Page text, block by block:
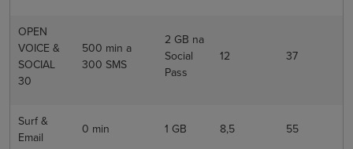
OPEN
VOICE &
SOCIAL
30
500 min a
300 SMS
2 GB na
Social
Pass
12 37
Surf &
Email
0 min 1 GB 8,5 55